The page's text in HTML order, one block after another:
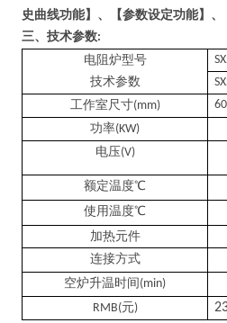
史曲线功能】、
【参数设定功能】、
三、技术参数:
电阻炉型号
技术参数
工作室尺寸(mm)
功率(KW)
电压(V)
额定温度℃
使用温度℃
加热元件
连接方式
空炉升温时间 (min)
RMB(元)